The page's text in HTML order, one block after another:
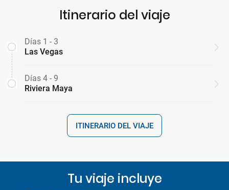
Itinerario del viaje
Días 1 - 3
Las Vegas
Días 4 - 9
Riviera Maya
ITINERARIO DEL VIAJE
Tu viaje incluye